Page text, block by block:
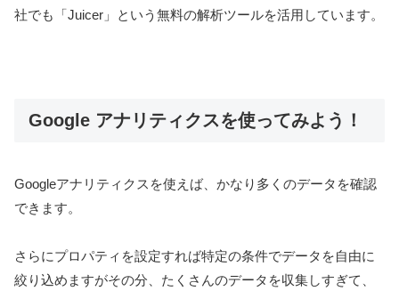
社でも「Juicer」という無料の解析ツールを活用しています。
Google アナリティクスを使ってみよう！
Googleアナリティクスを使えば、かなり多くのデータを確認
できます。
さらにプロパティを設定すれば特定の条件でデータを自由に
絞り込めますがその分、たくさんのデータを収集しすぎて、